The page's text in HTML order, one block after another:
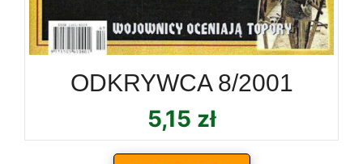
ODKRYWCA 8/2001
5,15 zł